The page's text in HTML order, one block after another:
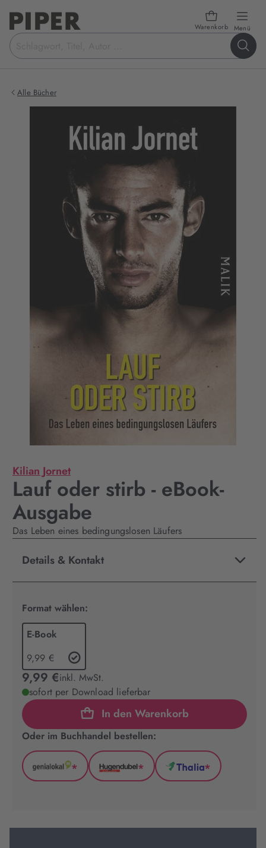
Warenkorb Menü
Suchbegriff
eingeben
Alle Bücher
Kilian Jornet
Lauf oder stirb - eBook-
Ausgabe
Das Leben eines bedingungslosen Läufers
Details & Kontakt
Format wählen:
E-Book
9,99 €
9,99 €inkl. MwSt.
sofort per Download lieferbar
In den Warenkorb
Oder im Buchhandel bestellen:
GenialLokal
Tab
*
Hugendubel
Tab
*
Thalia
Tab
*